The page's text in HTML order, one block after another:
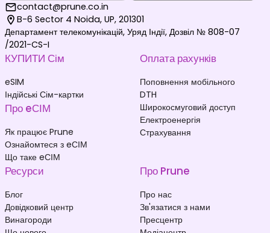
contact@prune.co.in
B-6 Sector 4 Noida, UP, 201301
Департамент телекомунікацій, Уряд Індії, Дозвіл № 808-07
/2021-CS-I
КУПИТИ Сім
eSIM
Індійські Сім-картки
Про eСІМ
Як працює Prune
Ознайомтеся з eСІМ
Що таке eСІМ
Оплата рахунків
Поповнення мобільного
DTH
Широкосмуговий доступ
Електроенергія
Страхування
Ресурси
Блог
Довідковий центр
Винагороди
Про Prune
Про нас
Зв'язатися з нами
Пресцентр